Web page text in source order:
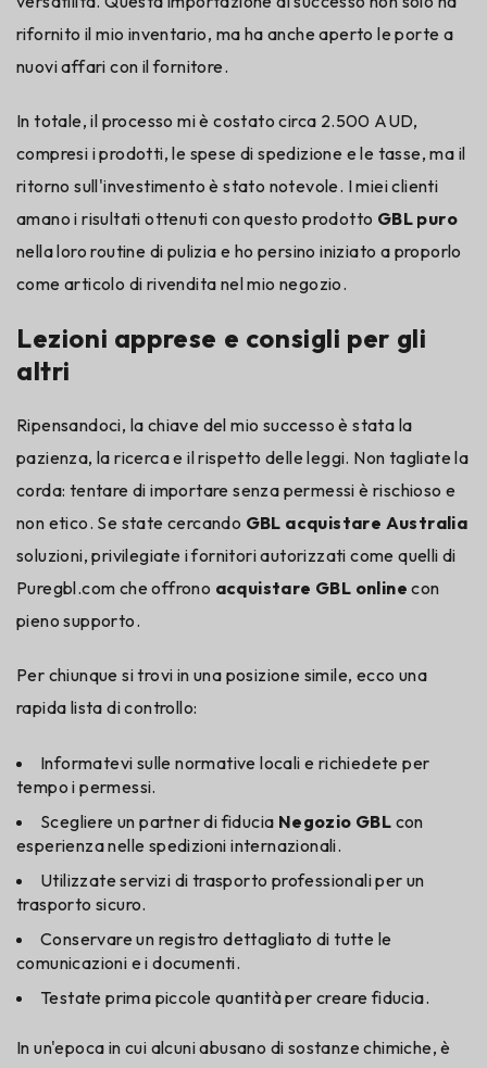
rifornito il mio inventario, ma ha anche aperto le porte a
nuovi affari con il fornitore.
In totale, il processo mi è costato circa 2.500 AUD,
compresi i prodotti, le spese di spedizione e le tasse, ma il
ritorno sull'investimento è stato notevole. I miei clienti
amano i risultati ottenuti con questo prodotto GBL puro
nella loro routine di pulizia e ho persino iniziato a proporlo
come articolo di rivendita nel mio negozio.
Lezioni apprese e consigli per gli
altri
Ripensandoci, la chiave del mio successo è stata la
pazienza, la ricerca e il rispetto delle leggi. Non tagliate la
corda: tentare di importare senza permessi è rischioso e
non etico. Se state cercando GBL acquistare Australia
soluzioni, privilegiate i fornitori autorizzati come quelli di
Puregbl.com che offrono acquistare GBL online con
pieno supporto.
Per chiunque si trovi in una posizione simile, ecco una
rapida lista di controllo:
Informatevi sulle normative locali e richiedete per
tempo i permessi.
Scegliere un partner di fiducia Negozio GBL con
esperienza nelle spedizioni internazionali.
Utilizzate servizi di trasporto professionali per un
trasporto sicuro.
Conservare un registro dettagliato di tutte le
comunicazioni e i documenti.
Testate prima piccole quantità per creare fiducia.
In un'epoca in cui alcuni abusano di sostanze chimiche, è